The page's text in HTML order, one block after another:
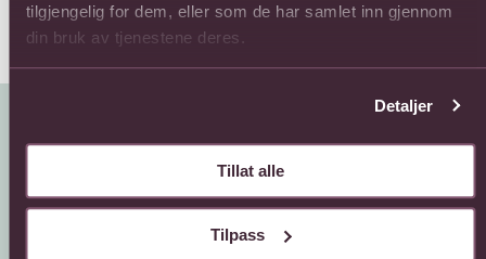
tilgjengelig for dem, eller som de har samlet inn gjennom
din bruk av tjenestene deres.
Detaljer
Tillat alle
Tilpass